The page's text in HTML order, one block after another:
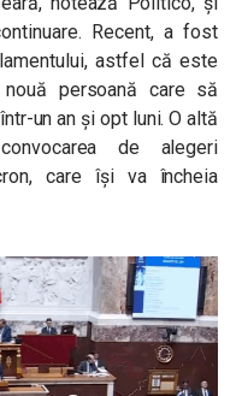
Recent, a fost
astfel că este
persoană care să
un an și opt luni. O altă
de alegeri
care își va încheia